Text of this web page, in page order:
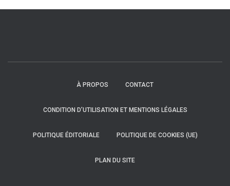
À PROPOS CONTACT
CONDITION D’UTILISATION ET MENTIONS LÉGALES
POLITIQUE ÉDITORIALE POLITIQUE DE COOKIES (UE)
PLAN DU SITE